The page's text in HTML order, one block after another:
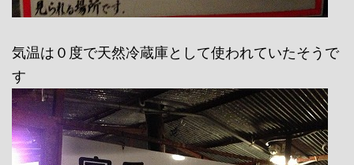
気温は０度で天然冷蔵庫として使われていたそうで
す